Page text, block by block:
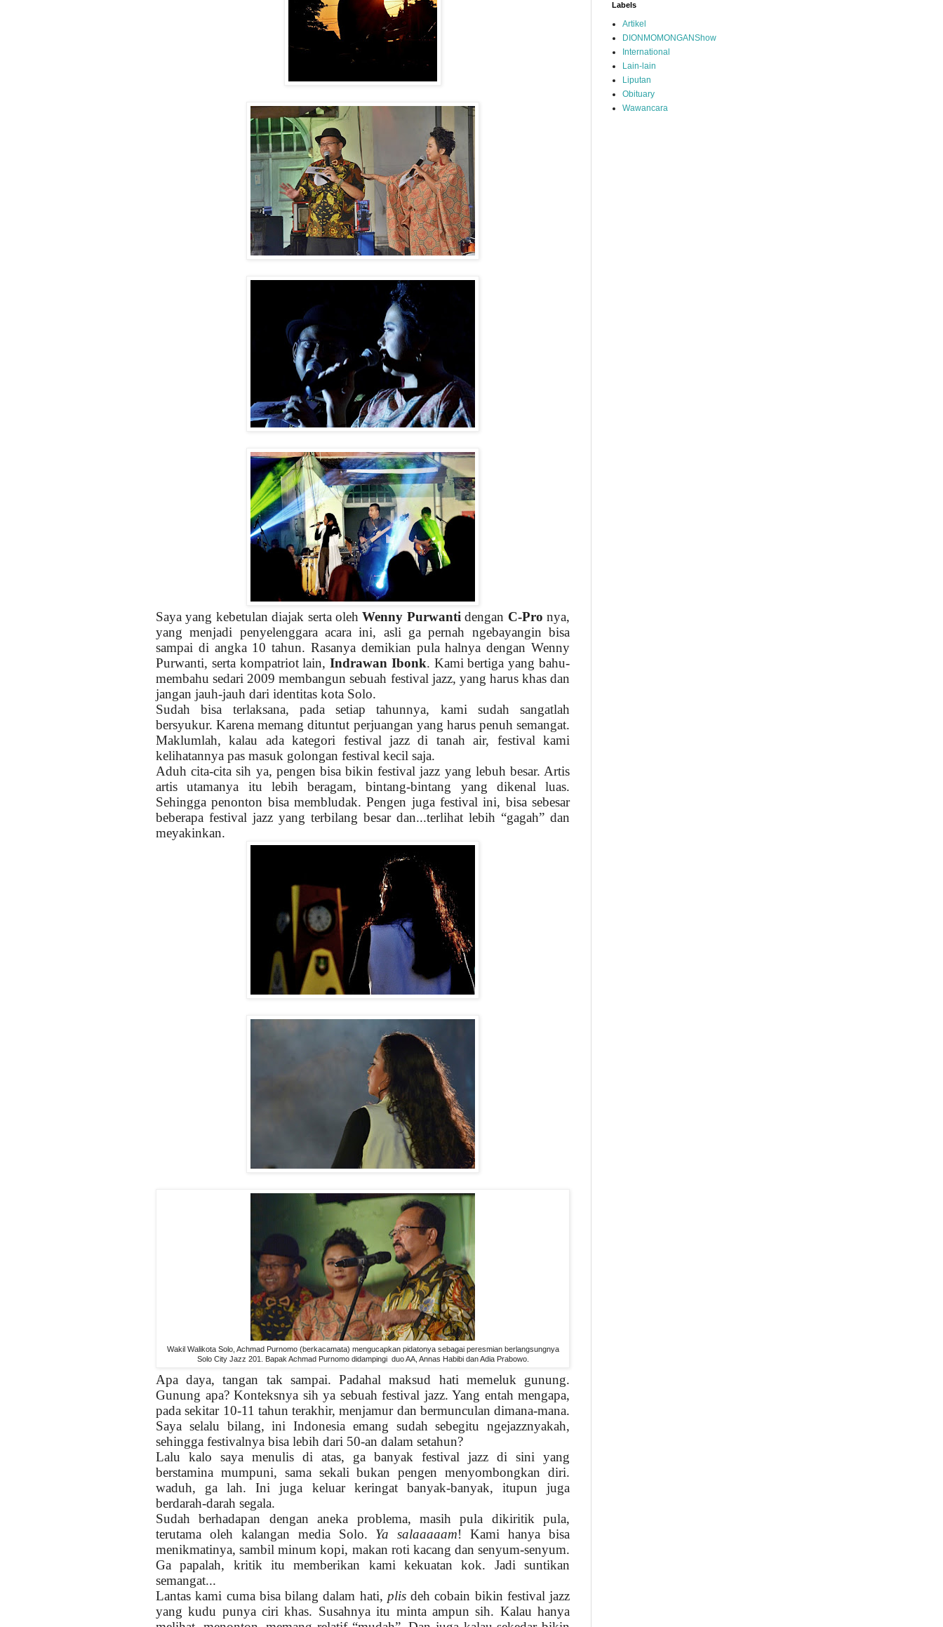
Saya yang kebetulan diajak serta olehWenny Purwanti dengan C-Pro nya,
yang menjadi penyelenggara acara ini, asli ga pernah ngebayangin bisa
sampai di angka 10 tahun. Rasanya demikian pula halnya dengan Wenny
Purwanti, serta kompatriot lain,Indrawan Ibonk. Kami bertiga yang bahu-
membahu sedari 2009 membangun sebuah festival jazz, yang harus khas dan
jangan jauh-jauh dari identitas kota Solo.
Sudah bisa terlaksana, pada setiap tahunnya, kami sudah sangatlah
bersyukur. Karena memang dituntut perjuangan yang harus penuh semangat.
Maklumlah, kalau ada kategori festival jazz di tanah air, festival kami
kelihatannya pas masuk golongan festival kecil saja.
Aduh cita-cita sih ya, pengen bisa bikin festival jazz yang lebuh besar. Artis
artis utamanya itu lebih beragam, bintang-bintang yang dikenal luas.
Sehingga penonton bisa membludak. Pengen juga festival ini, bisa sebesar
beberapa festival jazz yang terbilang besar dan...terlihat lebih “gagah” dan
meyakinkan.
Wakil Walikota Solo, Achmad Purnomo (berkacamata) mengucapkan pidatonya sebagai peresmian berlangsungnya
Solo City Jazz 201. Bapak Achmad Purnomo didampingi duo AA, Annas Habibi dan Adia Prabowo.
Apa daya, tangan tak sampai. Padahal maksud hati memeluk gunung.
Gunung apa? Konteksnya sih ya sebuah festival jazz. Yang entah mengapa,
pada sekitar 10-11 tahun terakhir, menjamur dan bermunculan dimana-mana.
Saya selalu bilang, ini Indonesia emang sudah sebegitu ngejazznyakah,
sehingga festivalnya bisa lebih dari 50-an dalam setahun?
Lalu kalo saya menulis di atas, ga banyak festival jazz di sini yang
berstamina mumpuni, sama sekali bukan pengen menyombongkan diri.
waduh, ga lah. Ini juga keluar keringat banyak-banyak, itupun juga
berdarah-darah segala.
Sudah berhadapan dengan aneka problema, masih pula dikiritik pula,
terutama oleh kalangan media Solo. Ya salaaaaam! Kami hanya bisa
menikmatinya, sambil minum kopi, makan roti kacang dan senyum-senyum.
Ga papalah, kritik itu memberikan kami kekuatan kok. Jadi suntikan
semangat...
Lantas kami cuma bisa bilang dalam hati, plisdeh cobain bikin festival jazz
yang kudu punya ciri khas. Susahnya itu minta ampun sih. Kalau hanya
Labels
Artikel
DIONMOMONGANShow
International
Lain-lain
Liputan
Obituary
Wawancara